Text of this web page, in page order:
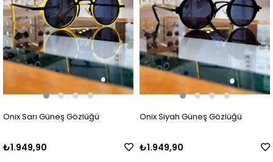
Onix Sarı Güneş Gözlüğü
₺1.949,90
Onix Siyah Güneş Gözlüğü
₺1.949,90